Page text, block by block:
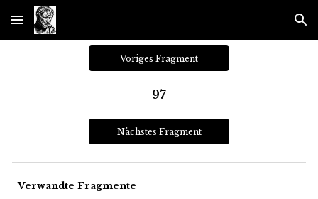
Skip to main content Skip to navigation
Voriges Fragment
97
Nächstes Fragment
Verwandte Fragmente